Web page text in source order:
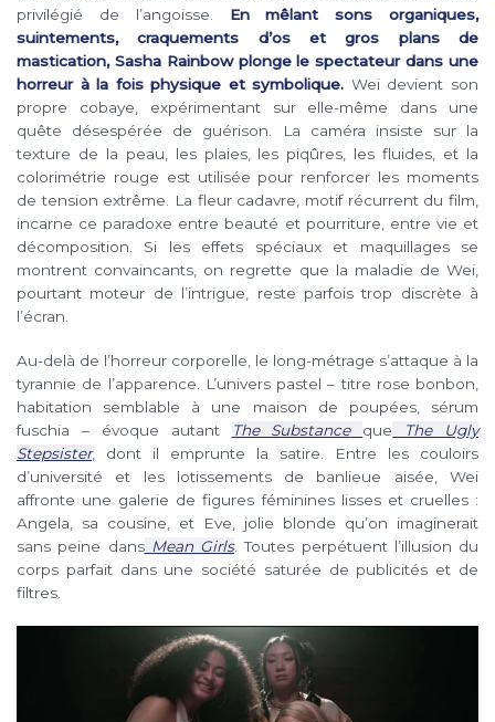
privilégié de l’angoisse. En mêlant sons organiques,
suintements, craquements d’os et gros plans de
mastication, Sasha Rainbow plonge le spectateur dans une
horreur à la fois physique et symbolique. Wei devient son
propre cobaye, expérimentant sur elle-même dans une
quête désespérée de guérison. La caméra insiste sur la
texture de la peau, les plaies, les piqûres, les fluides, et la
colorimétrie rouge est utilisée pour renforcer les moments
de tension extrême. La fleur cadavre, motif récurrent du film,
incarne ce paradoxe entre beauté et pourriture, entre vie et
décomposition. Si les effets spéciaux et maquillages se
montrent convaincants, on regrette que la maladie de Wei,
pourtant moteur de l’intrigue, reste parfois trop discrète à
l’écran.
Au-delà de l’horreur corporelle, le long-métrage s’attaque à la
tyrannie de l’apparence. L’univers pastel – titre rose bonbon,
habitation semblable à une maison de poupées, sérum
fuschia – évoque autant
The Substance que The Ugly
Stepsister, dont il emprunte la satire. Entre les couloirs
d’université et les lotissements de banlieue aisée, Wei
affronte une galerie de figures féminines lisses et cruelles :
Angela, sa cousine, et Eve, jolie blonde qu’on imaginerait
sans peine dansMean Girls. Toutes perpétuent l’illusion du
corps parfait dans une société saturée de publicités et de
filtres.